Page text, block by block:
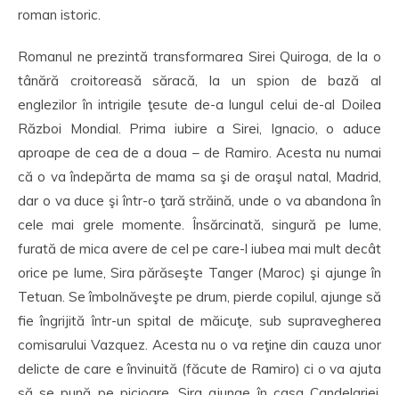
roman istoric.
Romanul ne prezintă transformarea Sirei Quiroga, de la o
tânără croitoreasă săracă, la un spion de bază al
englezilor în intrigile ţesute de-a lungul celui de-al Doilea
Război Mondial. Prima iubire a Sirei, Ignacio, o aduce
aproape de cea de a doua – de Ramiro. Acesta nu numai
că o va îndepărta de mama sa şi de oraşul natal, Madrid,
dar o va duce şi într-o ţară străină, unde o va abandona în
cele mai grele momente. Însărcinată, singură pe lume,
furată de mica avere de cel pe care-l iubea mai mult decât
orice pe lume, Sira părăseşte Tanger (Maroc) şi ajunge în
Tetuan. Se îmbolnăveşte pe drum, pierde copilul, ajunge să
fie îngrijită într-un spital de măicuţe, sub supravegherea
comisarului Vazquez. Acesta nu o va reţine din cauza unor
delicte de care e învinuită (făcute de Ramiro) ci o va ajuta